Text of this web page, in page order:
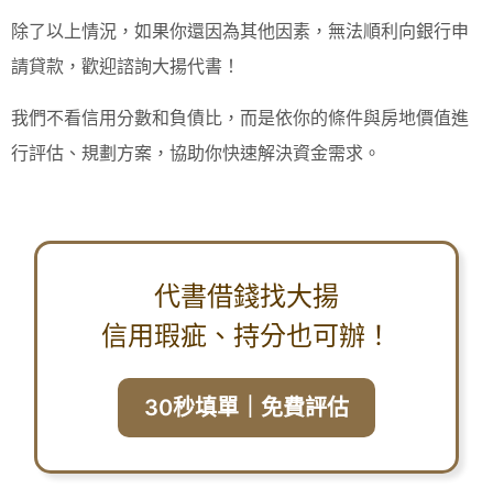
除了以上情況，如果你還因為其他因素，無法順利向銀行申
請貸款，歡迎諮詢大揚代書！
我們不看信用分數和負債比，而是依你的條件與房地價值進
行評估、規劃方案，協助你快速解決資金需求。
代書借錢找大揚
信用瑕疵、持分也可辦！
30秒填單｜免費評估